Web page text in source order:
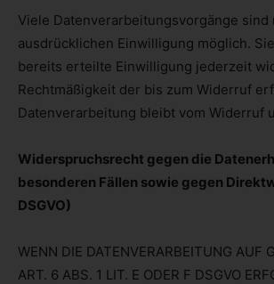
Viele Datenverarbeitungsvorgänge sind
ausdrücklichen Einwilligung möglich.
bereits erteilte Einwilligung jederzeit
Rechtmäßigkeit der bis zum Widerruf
Datenverarbeitung bleibt vom Widerruf
Widerspruchsrecht gegen die
besonderen Fällen sowie gegen
DSGVO)
WENN DIE DATENVERARBEITUNG AUF
ART. 6 ABS. 1 LIT. E ODER F DSGVO